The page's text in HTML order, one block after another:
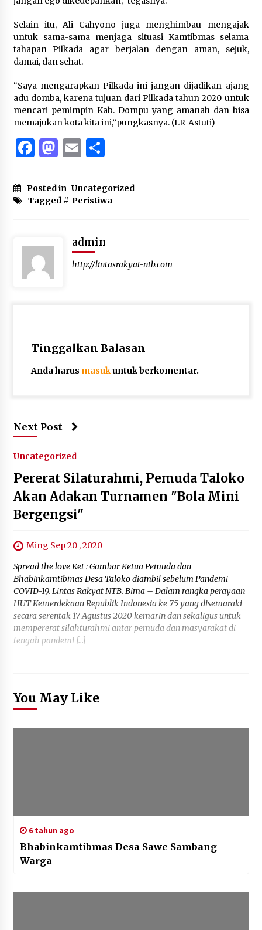
Selain itu, Ali Cahyono juga menghimbau mengajak
untuk sama-sama menjaga situasi Kamtibmas selama
tahapan Pilkada agar berjalan dengan aman, sejuk,
damai, dan sehat.
“Saya mengarapkan Pilkada ini jangan dijadikan ajang
adu domba, karena tujuan dari Pilkada tahun 2020 untuk
mencari pemimpin Kab. Dompu yang amanah dan bisa
memajukan kota kita ini,”pungkasnya. (LR-Astuti)
Facebook
Mastodon
EmailShare
Posted in Uncategorized
Tagged # Peristiwa
admin
http://lintasrakyat-ntb.com
Tinggalkan Balasan
Anda harus masukuntuk berkomentar.
Next Post
Uncategorized
Pererat Silaturahmi, Pemuda Taloko
Akan Adakan Turnamen "Bola Mini
Bergengsi"
Ming Sep 20 , 2020
Spread the love Ket : Gambar Ketua Pemuda dan
Bhabinkamtibmas Desa Taloko diambil sebelum Pandemi
COVID-19. Lintas Rakyat NTB. Bima – Dalam rangka perayaan
HUT Kemerdekaan Republik Indonesia ke 75 yang disemaraki
secara serentak 17 Agustus 2020 kemarin dan sekaligus untuk
mempererat silahturahmi antar pemuda dan masyarakat di
tengah pandemi […]
You May Like
6 tahun ago
Bhabinkamtibmas Desa Sawe Sambang
Warga